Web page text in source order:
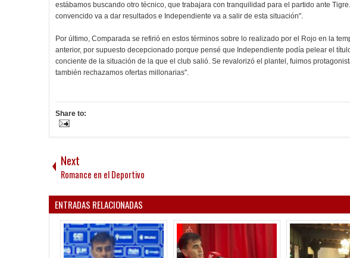
estábamos buscando otro técnico, que trabajara con tranquilidad para el partido ante
convencido va a dar resultados e Independiente va a salir de esta situación".
Por último, Comparada se refirió en estos términos sobre lo realizado por el Rojo en la
anterior, por supuesto decepcionado porque pensé que Independiente podía pelear el
conciente de la situación de la que el club salió. Se revalorizó el plantel, fuimos
también rechazamos ofertas millonarias".
Share to:
Next
Romance en el Deportivo
ENTRADAS RELACIONADAS